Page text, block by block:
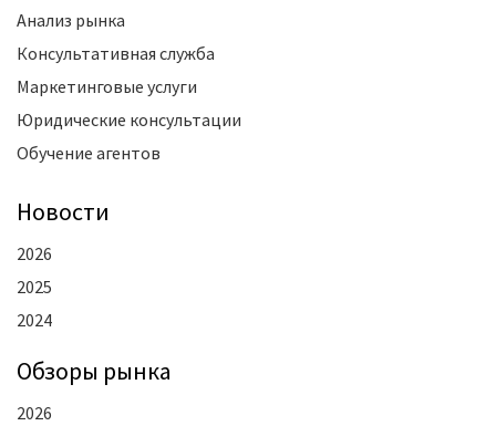
Анализ рынка
Консультативная служба
Маркетинговые услуги
Юридические консультации
Обучение агентов
Новости
2026
2025
2024
Oбзоры рынка
2026